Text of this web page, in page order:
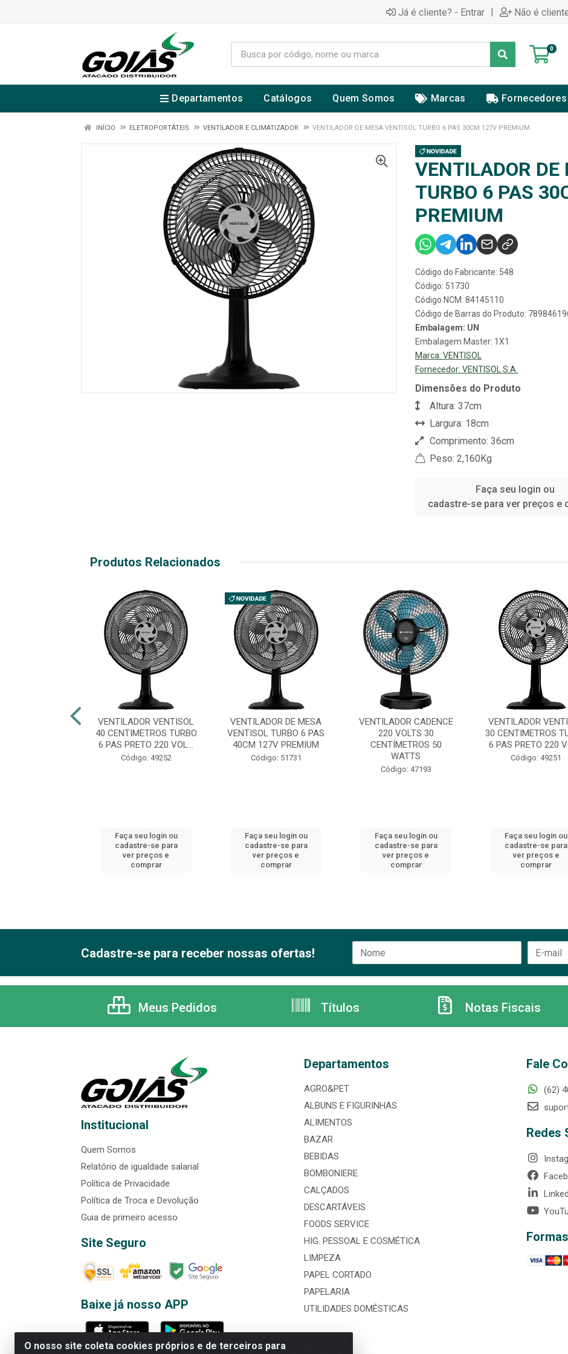
Já é cliente? - Entrar | Não é
0
Departamentos Catálogos Quem Somos Marcas Fornecedores
INÍCIO ELETROPORTÁTEIS VENTILADOR E CLIMATIZADOR VENTILADOR DE MESA VENTISOL TURBO 6 PAS 30CM 127V PREMIUM
VENTILADOR
TURBO 6 PAS
PREMIUM
Código do Fabricante: 548
Código: 51730
Código NCM: 84145110
Código de Barras do Produto:
Embalagem: UN
Embalagem Master: 1X1
Marca: VENTISOL
Fornecedor: VENTISOL S.A.
Dimensões do Produto
Altura: 37cm
Largura: 18cm
Comprimento: 36cm
Peso: 2,160Kg
Faça seu login ou
cadastre-se para ver preços e
Produtos Relacionados
VENTILADOR VENTISOL
40 CENTIMETROS TURBO
6 PAS PRETO 220 VOL...
Código: 49252
Faça seu login ou
cadastre-se para
ver preços e
comprar
VENTILADOR DE MESA
VENTISOL TURBO 6 PAS
40CM 127V PREMIUM
Código: 51731
Faça seu login ou
cadastre-se para
ver preços e
comprar
VENTILADOR CADENCE
220 VOLTS 30
CENTÍMETROS 50
WATTS
Código: 47193
Faça seu login ou
cadastre-se para
ver preços e
comprar
VENTILADOR
30 CENTIMETROS
6 PAS PRETO 220
Código: 49251
Faça seu login ou
cadastre-se para
ver preços e
comprar
O nosso site coleta cookies próprios e de terceiros para
Cadastre-se para receber nossas ofertas!
Meus Pedidos Títulos Notas Fiscais
Institucional
Quem Somos
Relatório de igualdade salarial
Política de Privacidade
Política de Troca e Devolução
Guia de primeiro acesso
Site Seguro
Baixe já nosso APP
Departamentos
AGRO&PET
ALBUNS E FIGURINHAS
ALIMENTOS
BAZAR
BEBIDAS
BOMBONIERE
CALÇADOS
DESCARTÁVEIS
FOODS SERVICE
HIG. PESSOAL E COSMÉTICA
LIMPEZA
PAPEL CORTADO
PAPELARIA
UTILIDADES DOMÉSTICAS
Fale
(62)
Redes